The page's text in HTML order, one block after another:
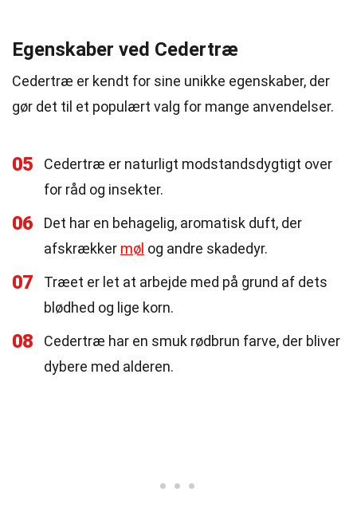
Egenskaber ved Cedertræ
Cedertræ er kendt for sine unikke egenskaber, der
gør det til et populært valg for mange anvendelser.
05
Cedertræ er naturligt modstandsdygtigt over
for råd og insekter.
06
Det har en behagelig, aromatisk duft, der
afskrækker møl og andre skadedyr.
07
Træet er let at arbejde med på grund af dets
blødhed og lige korn.
08
Cedertræ har en smuk rødbrun farve, der bliver
dybere med alderen.